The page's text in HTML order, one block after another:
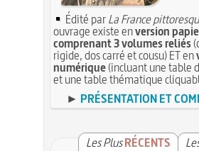
Édité parLa France
ouvrage existe enversion
comprenant 3 volumes reliés
rigide, dos carré et cousu) ET en
numérique(incluant une table
et une table thématique
► PRÉSENTATION ET
Les Plus RÉCENTS